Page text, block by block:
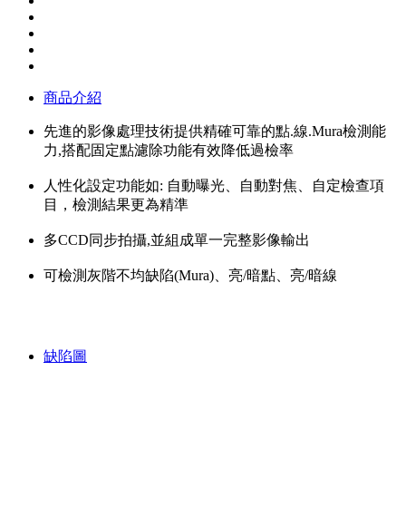
商品介紹
先進的影像處理技術提供精確可靠的點.線.Mura檢測能
力,搭配固定點濾除功能有效降低過檢率
人性化設定功能如: 自動曝光、自動對焦、自定檢查項
目，檢測結果更為精準
多CCD同步拍攝,並組成單一完整影像輸出
可檢測灰階不均缺陷(Mura)、亮/暗點、亮/暗線
缺陷圖